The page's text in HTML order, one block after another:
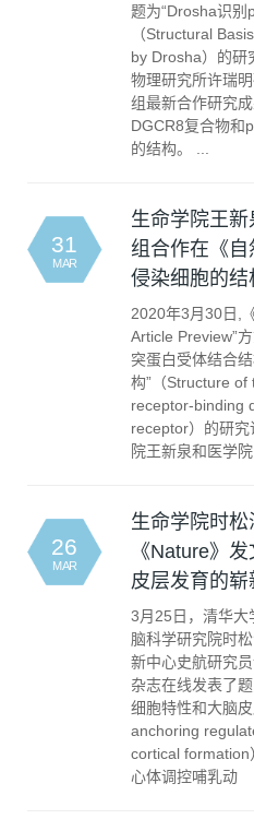
题为“Drosha识别
（Structural
by Drosha）的研
物理研究所许瑞
组最新合作研究
DGCR8复合物和
的结构。 ...
31
MAR
生命学院王
组合作在《
侵染细胞的
2020年3月30日,
Article Preview”
突蛋白受体结合
构”（Structure of
receptor-binding
receptor）的研
院王新泉和医学
26
MAR
生命学院时
《Nature》
皮层发育的崭
3月25日，清华大
脑科学研究院时
新中心史航研究
杂志在线发表了
细胞特性和大脑
anchoring
cortical formation
心体调控哺乳动